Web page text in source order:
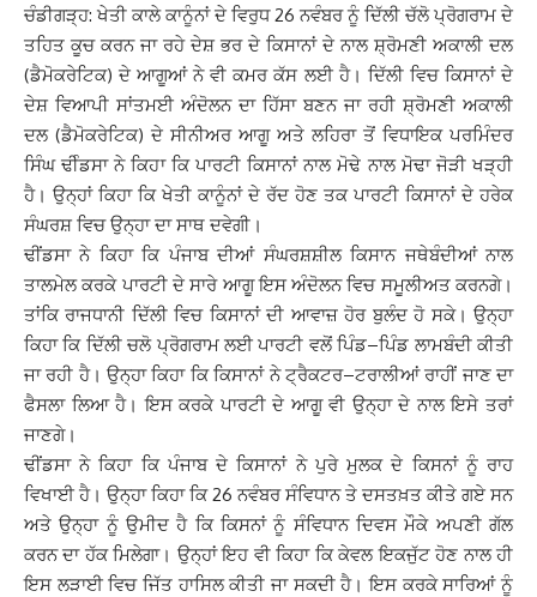
ਚੰਡੀਗੜ੍ਹ: ਖੇਤੀ ਕਾਲੇ ਕਾਨੂੰਨਾਂ ਦੇ ਵਿਰੁਧ 26 ਨਵੰਬਰ ਨੂੰ ਦਿੱਲੀ ਚੱਲੋ ਪ੍ਰੋਗਰਾਮ ਦੇ
ਤਹਿਤ ਕੂਚ ਕਰਨ ਜਾ ਰਹੇ ਦੇਸ਼ ਭਰ ਦੇ ਕਿਸਾਨਾਂ ਦੇ ਨਾਲ ਸ਼੍ਰੋਮਣੀ ਅਕਾਲੀ ਦਲ
(ਡੈਮੋਕਰੇਟਿਕ) ਦੇ ਆਗੂਆਂ ਨੇ ਵੀ ਕਮਰ ਕੱਸ ਲਈ ਹੈ। ਦਿੱਲੀ ਵਿਚ ਕਿਸਾਨਾਂ ਦੇ
ਦੇਸ਼ ਵਿਆਪੀ ਸਾਂਤਮਈ ਅੰਦੋਲਨ ਦਾ ਹਿੱਸਾ ਬਣਨ ਜਾ ਰਹੀ ਸ਼੍ਰੋਮਣੀ ਅਕਾਲੀ
ਦਲ (ਡੈਮੋਕਰੇਟਿਕ) ਦੇ ਸੀਨੀਅਰ ਆਗੂ ਅਤੇ ਲਹਿਰਾ ਤੋਂ ਵਿਧਾਇਕ ਪਰਮਿੰਦਰ
ਸਿੰਘ ਢੀੰਡਸਾ ਨੇ ਕਿਹਾ ਕਿ ਪਾਰਟੀ ਕਿਸਾਨਾਂ ਨਾਲ ਮੋਢੇ ਨਾਲ ਮੋਢਾ ਜੋੜੀ ਖੜ੍ਹੀ
ਹੈ। ਉਨ੍ਹਾਂ ਕਿਹਾ ਕਿ ਖੇਤੀ ਕਾਨੂੰਨਾਂ ਦੇ ਰੱਦ ਹੋਣ ਤਕ ਪਾਰਟੀ ਕਿਸਾਨਾਂ ਦੇ ਹਰੇਕ
ਸੰਘਰਸ਼ ਵਿਚ ਉਨ੍ਹਾ ਦਾ ਸਾਥ ਦਵੇਗੀ।
ਢੀਂਡਸਾ ਨੇ ਕਿਹਾ ਕਿ ਪੰਜਾਬ ਦੀਆਂ ਸੰਘਰਸ਼ਸ਼ੀਲ ਕਿਸਾਨ ਜਥੇਬੰਦੀਆਂ ਨਾਲ
ਤਾਲਮੇਲ ਕਰਕੇ ਪਾਰਟੀ ਦੇ ਸਾਰੇ ਆਗੂ ਇਸ ਅੰਦੋਲਨ ਵਿਚ ਸਮੂਲੀਅਤ ਕਰਨਗੇ।
ਤਾਂਕਿ ਰਾਜਧਾਨੀ ਦਿੱਲੀ ਵਿਚ ਕਿਸਾਨਾਂ ਦੀ ਆਵਾਜ਼ ਹੋਰ ਬੁਲੰਦ ਹੋ ਸਕੇ। ਉਨ੍ਹਾ
ਕਿਹਾ ਕਿ ਦਿੱਲੀ ਚਲੋ ਪ੍ਰੋਗਰਾਮ ਲਈ ਪਾਰਟੀ ਵਲੋਂ ਪਿੰਡ–ਪਿੰਡ ਲਾਮਬੰਦੀ ਕੀਤੀ
ਜਾ ਰਹੀ ਹੈ। ਉਨ੍ਹਾ ਕਿਹਾ ਕਿ ਕਿਸਾਨਾਂ ਨੇ ਟ੍ਰੈਕਟਰ–ਟਰਾਲੀਆਂ ਰਾਹੀਂ ਜਾਣ ਦਾ
ਫੈਸਲਾ ਲਿਆ ਹੈ। ਇਸ ਕਰਕੇ ਪਾਰਟੀ ਦੇ ਆਗੂ ਵੀ ਉਨ੍ਹਾ ਦੇ ਨਾਲ ਇਸੇ ਤਰਾਂ
ਜਾਣਗੇ।
ਢੀਂਡਸਾ ਨੇ ਕਿਹਾ ਕਿ ਪੰਜਾਬ ਦੇ ਕਿਸਾਨਾਂ ਨੇ ਪੁਰੇ ਮੁਲਕ ਦੇ ਕਿਸਨਾਂ ਨੂੰ ਰਾਹ
ਵਿਖਾਈ ਹੈ। ਉਨ੍ਹਾ ਕਿਹਾ ਕਿ 26 ਨਵੰਬਰ ਸੰਵਿਧਾਨ ਤੇ ਦਸਤਖ਼ਤ ਕੀਤੇ ਗਏ ਸਨ
ਅਤੇ ਉਨ੍ਹਾ ਨੂੰ ਉਮੀਦ ਹੈ ਕਿ ਕਿਸਨਾਂ ਨੂੰ ਸੰਵਿਧਾਨ ਦਿਵਸ ਮੌਕੇ ਅਪਣੀ ਗੱਲ
ਕਰਨ ਦਾ ਹੱਕ ਮਿਲੇਗਾ। ਉਨ੍ਹਾਂ ਇਹ ਵੀ ਕਿਹਾ ਕਿ ਕੇਵਲ ਇਕਜੁੱਟ ਹੋਣ ਨਾਲ ਹੀ
ਇਸ ਲੜਾਈ ਵਿਚ ਜਿੱਤ ਹਾਸਿਲ ਕੀਤੀ ਜਾ ਸਕਦੀ ਹੈ। ਇਸ ਕਰਕੇ ਸਾਰਿਆਂ ਨੂੰ